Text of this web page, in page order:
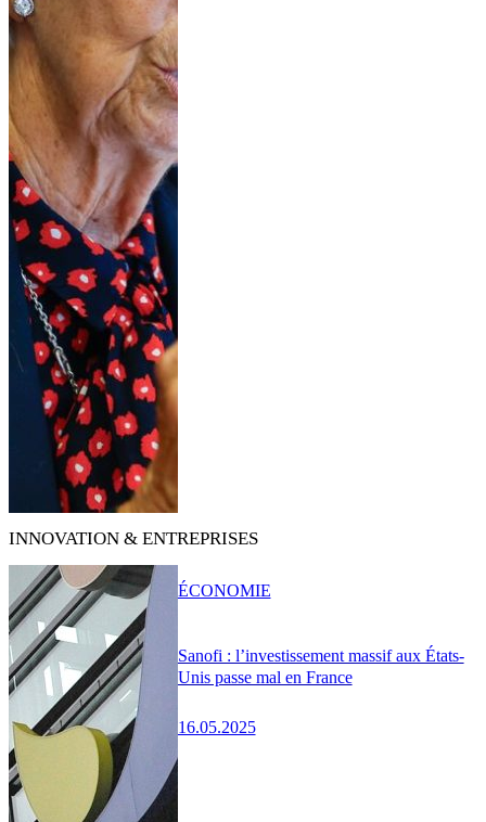
INNOVATION & ENTREPRISES
Sanofi : l’investissement massif aux États-
Unis passe mal en France
16.05.2025
ÉCONOMIE